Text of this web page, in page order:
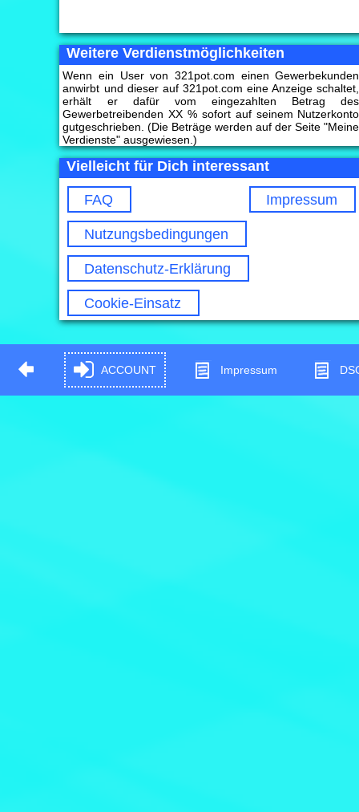
Weitere Verdienstmöglichkeiten
Wenn ein User von 321pot.com einen Gewerbekunden
anwirbt und dieser auf 321pot.com eine Anzeige schaltet,
erhält er dafür vom eingezahlten Betrag des
Gewerbetreibenden XX % sofort auf seinem Nutzerkonto
gutgeschrieben. (Die Beträge werden auf der Seite "Meine
Verdienste" ausgewiesen.)
Vielleicht für Dich interessant
FAQ Impressum
Nutzungsbedingungen
Datenschutz-Erklärung
Cookie-Einsatz
ACCOUNT Impressum